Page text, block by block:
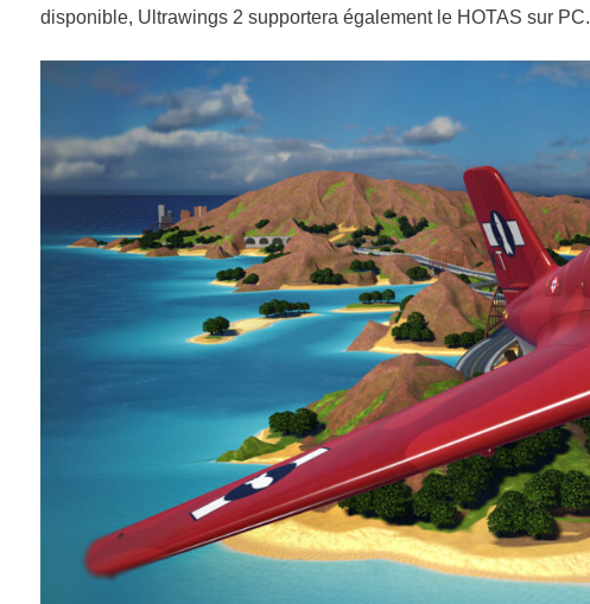
disponible, Ultrawings 2 supportera également le HOTAS sur PC.